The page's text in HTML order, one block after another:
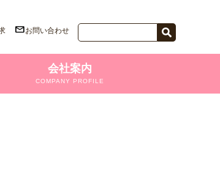
お問い合わせ
会社案内
COMPANY PROFILE